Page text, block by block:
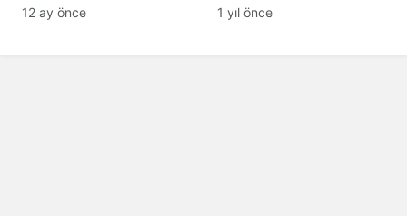
ekibi Hull City’ye kötü
12 ay önce
yasakladı
1 yıl önce